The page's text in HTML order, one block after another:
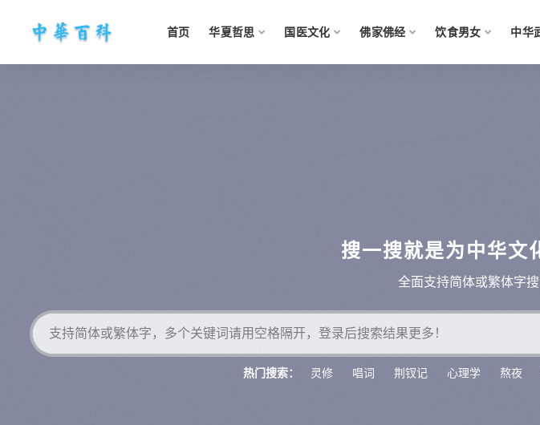
首页 华夏哲思 国医文化 佛家佛经 饮食男女 中华
搜一搜就是为中华文
全面支持简体或繁体字
热门搜索： 灵修 唱词 荆钗记 心理学 熬夜